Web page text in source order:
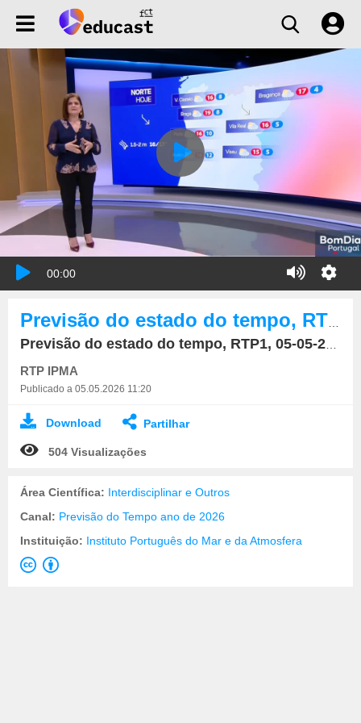
00:00
Previsão do estado do tempo, RTP1, 05-05-2026, IPMA.
RTP IPMA
Publicado a 05.05.2026 11:20
Download Partilhar
504 Visualizações
Área Científica: Interdisciplinar e Outros
Canal: Previsão do Tempo ano de 2026
Instituição: Instituto Português do Mar e da Atmosfera